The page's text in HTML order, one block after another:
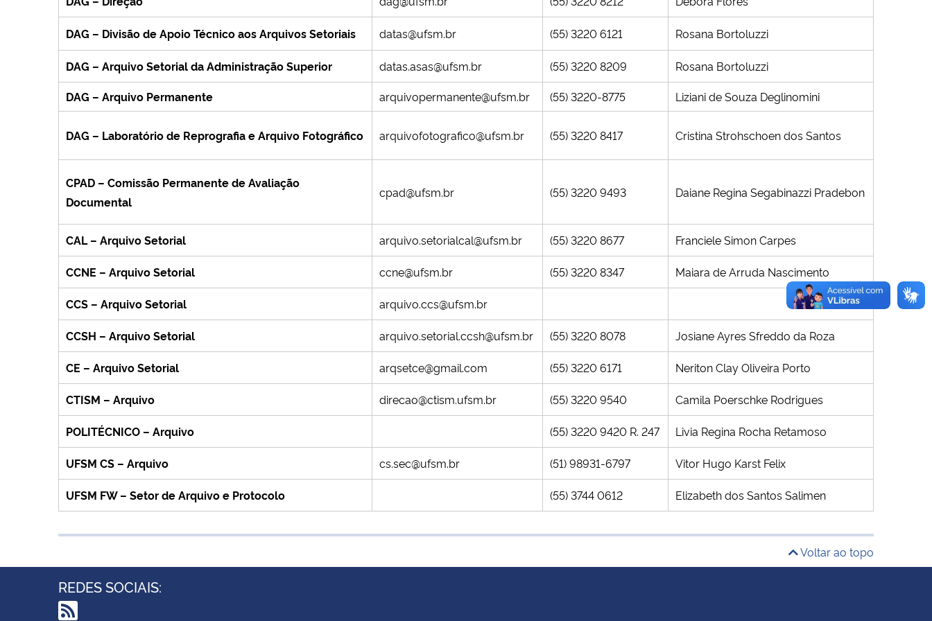
DAG – Divisão de Apoio Técnico aos Arquivos Setoriais datas@ufsm.br (55) 3220 6121 Rosana Bortoluzzi
DAG – Arquivo Setorial da Administração Superior datas.asas@ufsm.br (55) 3220 8209
Rosana Bortoluzzi
DAG – Arquivo Permanente
arquivopermanente@ufsm.br (55) 3220-8775 Liziani de Souza Deglinomini
DAG – Laboratório de Reprografia e Arquivo Fotográfico arquivofotografico@ufsm.br (55) 3220 8417 Cristina Strohschoen dos Santos
CPAD – Comissão Permanente de Avaliação
Documental
cpad@ufsm.br (55) 3220 9493 Daiane Regina Segabinazzi Pradebon
CAL – Arquivo Setorial arquivo.setorialcal@ufsm.br (55) 3220 8677 Franciele Simon Carpes
CCNE – Arquivo Setorial ccne@ufsm.br (55) 3220 8347 Maiara de Arruda Nascimento
CCS – Arquivo Setorial arquivo.ccs@ufsm.br
CCSH – Arquivo Setorial arquivo.setorial.ccsh@ufsm.br (55) 3220 8078 Josiane Ayres Sfreddo da Roza
CE – Arquivo Setorial arqsetce@gmail.com (55) 3220 6171 Neriton Clay Oliveira Porto
CTISM – Arquivo direcao@ctism.ufsm.br (55) 3220 9540 Camila Poerschke Rodrigues
POLITÉCNICO – Arquivo (55) 3220 9420 R. 247 Livia Regina Rocha Retamoso
UFSM CS – Arquivo cs.sec@ufsm.br (51) 98931-6797 Vitor Hugo Karst Felix
UFSM FW – Setor de Arquivo e Protocolo (55) 3744 0612 Elizabeth dos Santos Salimen
Voltar ao topo
REDES SOCIAIS: